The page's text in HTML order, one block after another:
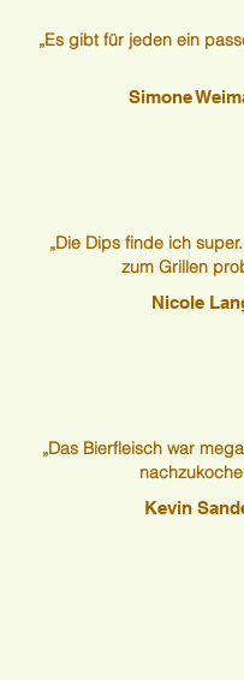
„Es gibt für jeden ein
Simone
„Die Dips finde ich
zum Grillen
Nicole
„Das Bierfleisch war
Kevin